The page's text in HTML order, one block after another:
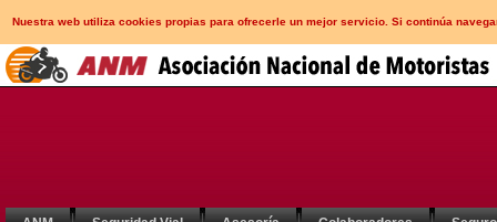
Nuestra web utiliza cookies propias para ofrecerle un mejor servicio. Si continúa